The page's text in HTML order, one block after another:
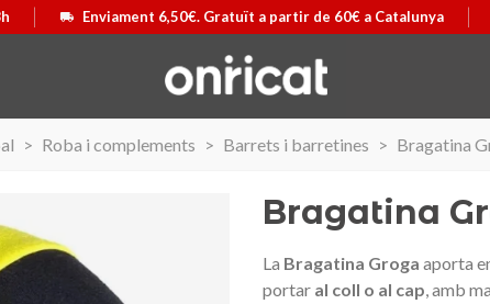
Enviament 6,50€. Gratuït a partir de 60€ a Catalunya
> Roba i complements > Barrets i barretines > Bragatina
Bragatina
La Bragatina Groga aporta
portar al coll o al cap, amb